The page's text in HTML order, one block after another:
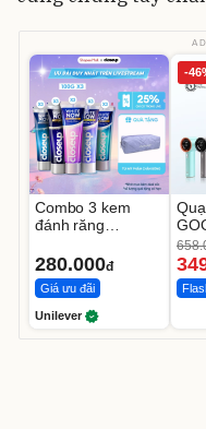
Combo 3 kem
đánh răng
Now 100g
280.000đ
Giá ưu đãi
Unilever
-
tốc